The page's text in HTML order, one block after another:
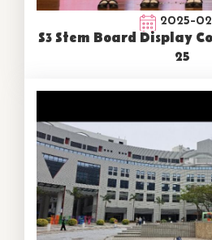
2025-
S3 Stem Board Display
25